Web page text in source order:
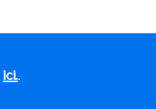
ici..